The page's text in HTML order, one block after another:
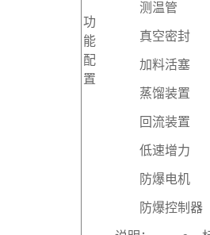
功
能
配
置
测温管
真空密封
加料活塞
蒸馏装置
回流装置
低速增力
防爆电机
防爆控制器